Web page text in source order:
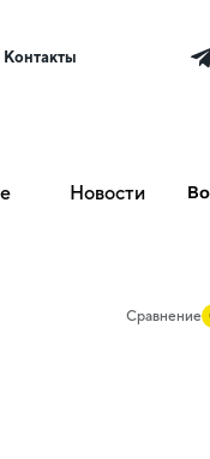
Контакты
Новости
Сравнение